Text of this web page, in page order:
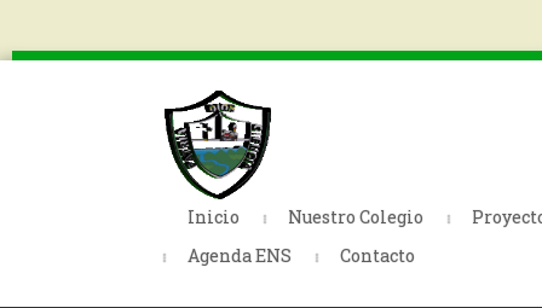
Inicio Nuestro Colegio
Agenda ENS
Contacto